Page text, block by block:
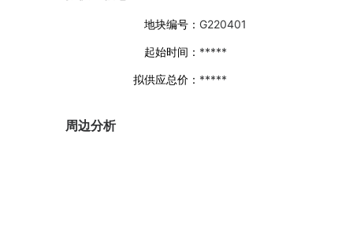
地块编号： G220401
起始时间： *****
拟供应总价： *****
周边分析